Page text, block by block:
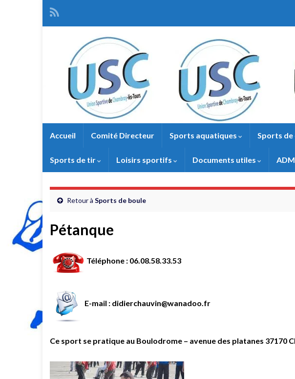
Accueil Comité Directeur Sports aquatiques Sports de
Sports de tir Loisirs sportifs Documents utiles
Retour à Sports de boule
Pétanque
Téléphone : 06.08.58.33.53
E-mail : didierchauvin@wanadoo.fr
Ce sport se pratique au Boulodrome – avenue des platanes 37170